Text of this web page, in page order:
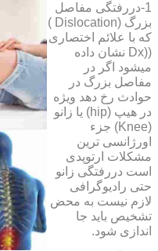
1-دررفتگی مفاصل
بزرگ (Dislocation )
که با علائم اختصاری
((Dx نشان داده
میشود اگر در
مفاصل بزرگ در
حوادث رخ دهد ویژه
در هیپ (hip) یا زانو
(Knee) جزء
اورژانسی ترین
مشکلات ارتوپدی
است دررفتگی زانو
حتی رادیوگرافی
لازم نیست به محض
تشخیص باید جا
اندازی شود.